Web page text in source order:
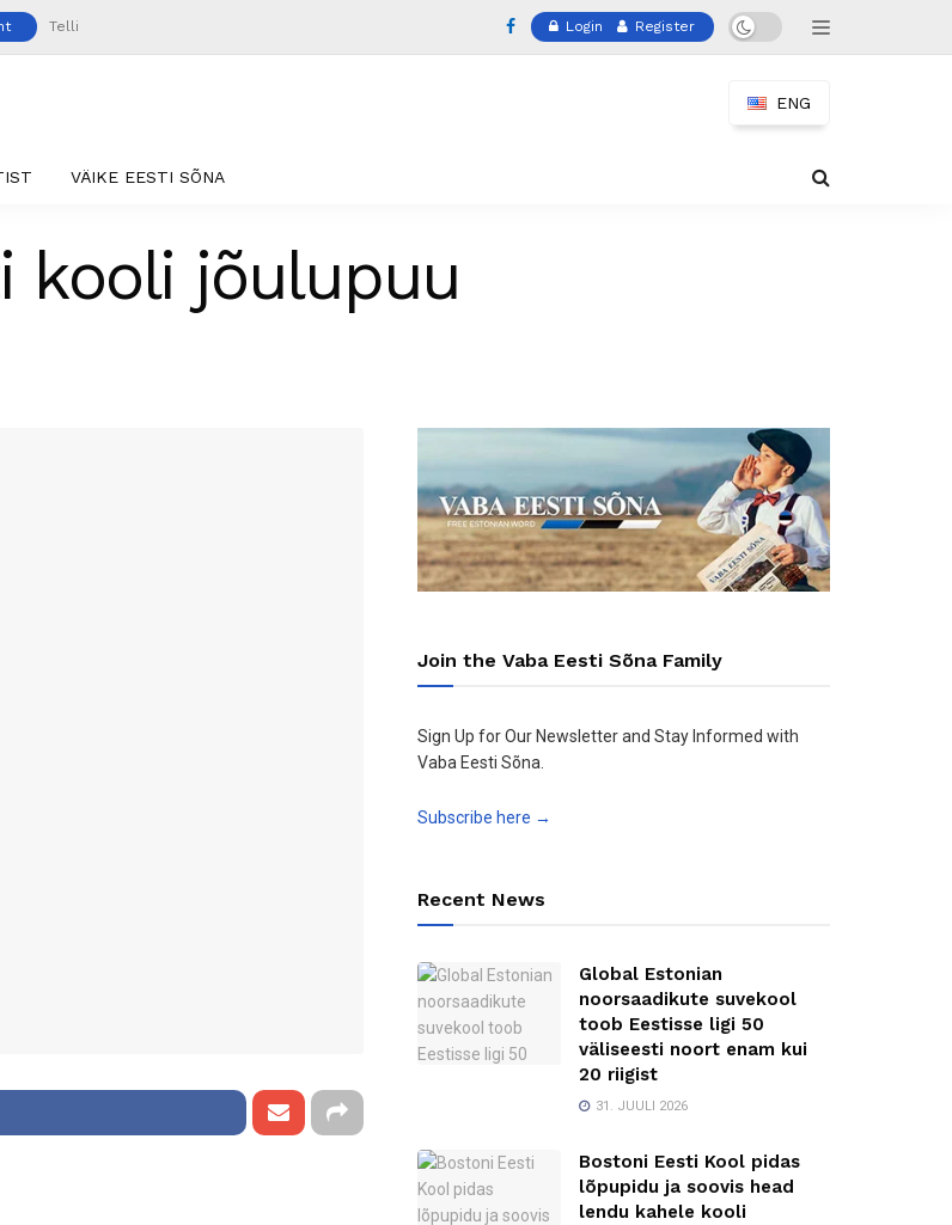
Telli Login Register
ENG
VÄIKE EESTI SÕNA
kooli jõulupuu
Join the Vaba Eesti Sõna Family
Sign Up for Our Newsletter and Stay Informed with
Vaba Eesti Sõna.
Subscribe here →
Recent News
Global Estonian
noorsaadikute suvekool
toob Eestisse ligi 50
väliseesti noort enam kui
20 riigist
31. JUULI 2026
Bostoni Eesti Kool pidas
lõpupidu ja soovis head
lendu kahele kooli